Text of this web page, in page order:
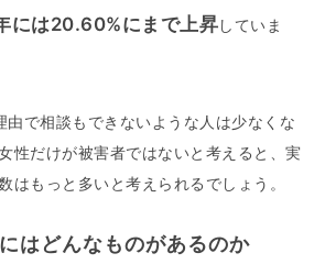
には20.60%にまで上昇していま
由で相談もできないような人は少なくな
性だけが被害者ではないと考えると、実
はもっと多いと考えられるでしょう。
はどんなものがあるのか